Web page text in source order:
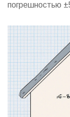
погрешностью